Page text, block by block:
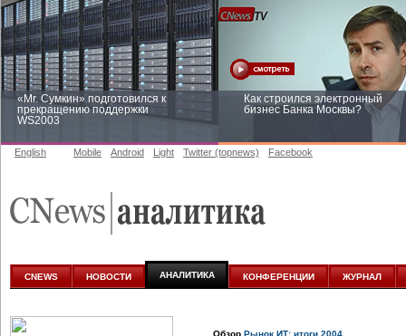
«Mr. Сумкин» подготовился к
прекращению поддержки
WS2003
Как строился электронный
бизнес Банка Москвы?
аналитике
English Mobile Android Light Twitter (topnews) Facebook
CNEWS НОВОСТИ АНАЛИТИКА КОНФЕРЕНЦИИ ЖУРНАЛ
Обзор Рынок ИТ: итоги 2004